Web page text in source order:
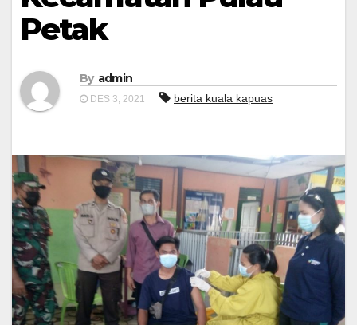
Petak
By admin
DES 3, 2021 berita kuala kapuas